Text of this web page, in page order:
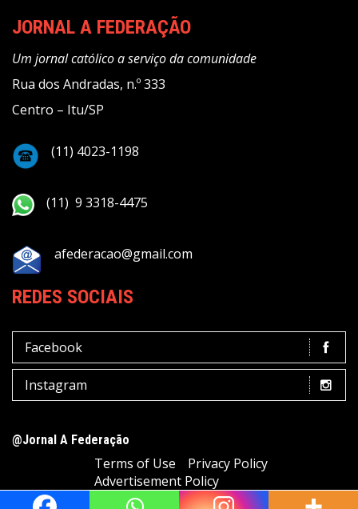
JORNAL A FEDERAÇÃO
Um jornal católico a serviço da comunidade
Rua dos Andradas, n.º 333
Centro – Itu/SP
(11) 4023-1198
(11) 9 3318-4475
afederacao@gmail.com
REDES SOCIAIS
Facebook
Instagram
@Jornal A Federação
Terms of Use
Privacy Policy
Advertisement Policy